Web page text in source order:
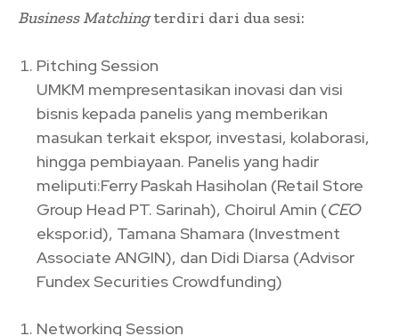
Business Matchingterdiri dari dua sesi:
Pitching Session
UMKM mempresentasikan inovasi dan visi
bisnis kepada panelis yang memberikan
masukan terkait ekspor, investasi, kolaborasi,
hingga pembiayaan. Panelis yang hadir
meliputi:Ferry Paskah Hasiholan (Retail Store
Group Head PT. Sarinah), Choirul Amin (CEO
ekspor.id), Tamana Shamara (Investment
Associate ANGIN), dan Didi Diarsa (Advisor
Fundex Securities Crowdfunding)
Networking Session